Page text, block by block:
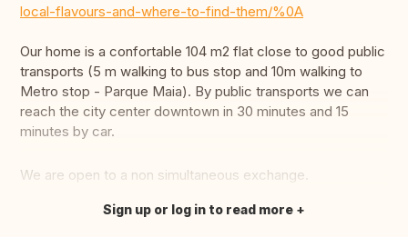
local-flavours-and-where-to-find-them/%0A
Our home is a confortable 104 m2 flat close to good public
transports (5 m walking to bus stop and 10m walking to
Metro stop - Parque Maia). By public transports we can
reach the city center downtown in 30 minutes and 15
minutes by car.
We are open to a non simultaneous exchange.
Fazer tradução
Sign up or log in to read more